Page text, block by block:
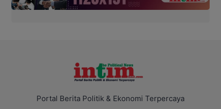
Portal Berita Politik & Ekonomi Terpercaya